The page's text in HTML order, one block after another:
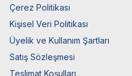
Çerez Politikası
Kişisel Veri Politikası
Üyelik ve Kullanım Şartları
Satış Sözleşmesi
Teslimat Koşulları